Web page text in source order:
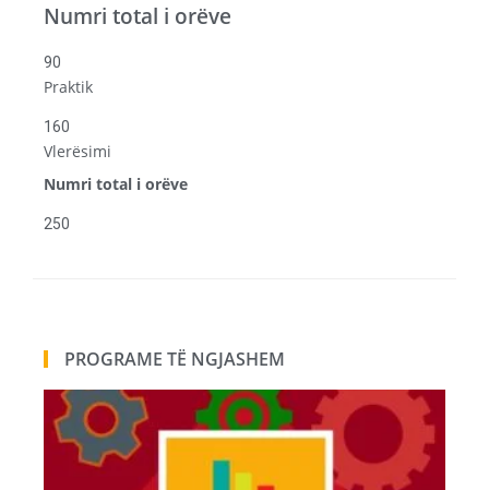
Numri total i orëve
90
Praktik
160
Vlerësimi
Numri total i orëve
250
PROGRAME TË NGJASHEM